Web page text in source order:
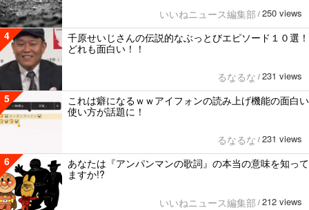
いいねニュース編集部 / 250 views
4
千原せいじさんの伝説的なぶっとびエピソード１０選！
どれも面白い！！
るなるな / 231 views
5
これは癖になるｗｗアイフォンの読み上げ機能の面白い
使い方が話題に！
るなるな / 231 views
6
あなたは『アンパンマンの歌詞』の本当の意味を知って
ますか!?
いいねニュース編集部 / 212 views